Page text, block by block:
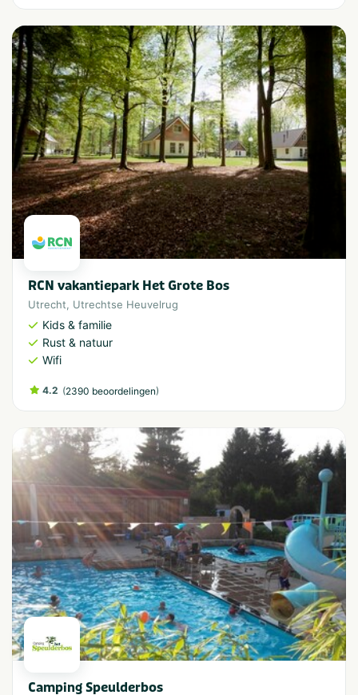
RCN vakantiepark Het Grote Bos
Utrecht, Utrechtse Heuvelrug
Kids & familie
Rust & natuur
Wifi
4.2 (2390 beoordelingen)
Camping Speulderbos